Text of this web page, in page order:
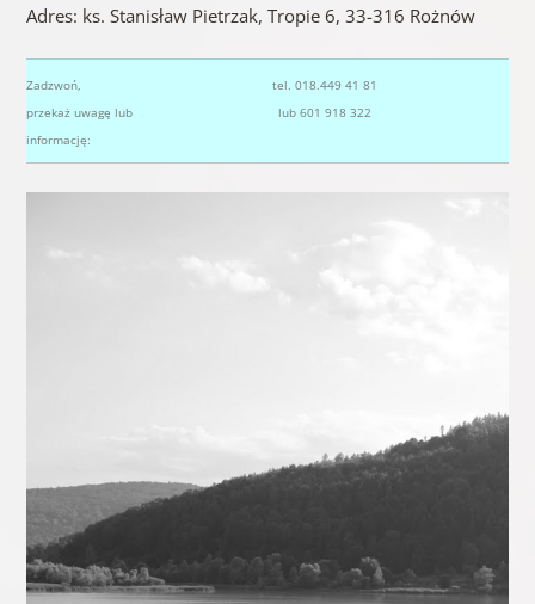
Adres: ks. Stanisław Pietrzak, Tropie 6, 33-316 Rożnów
Zadzwoń,
przekaż uwagę lub
informację:
tel. 018.449 41 81
lub 601 918 322